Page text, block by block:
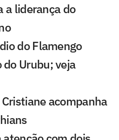
a liderança do
do Flamengo
Urubu; veja
acompanha